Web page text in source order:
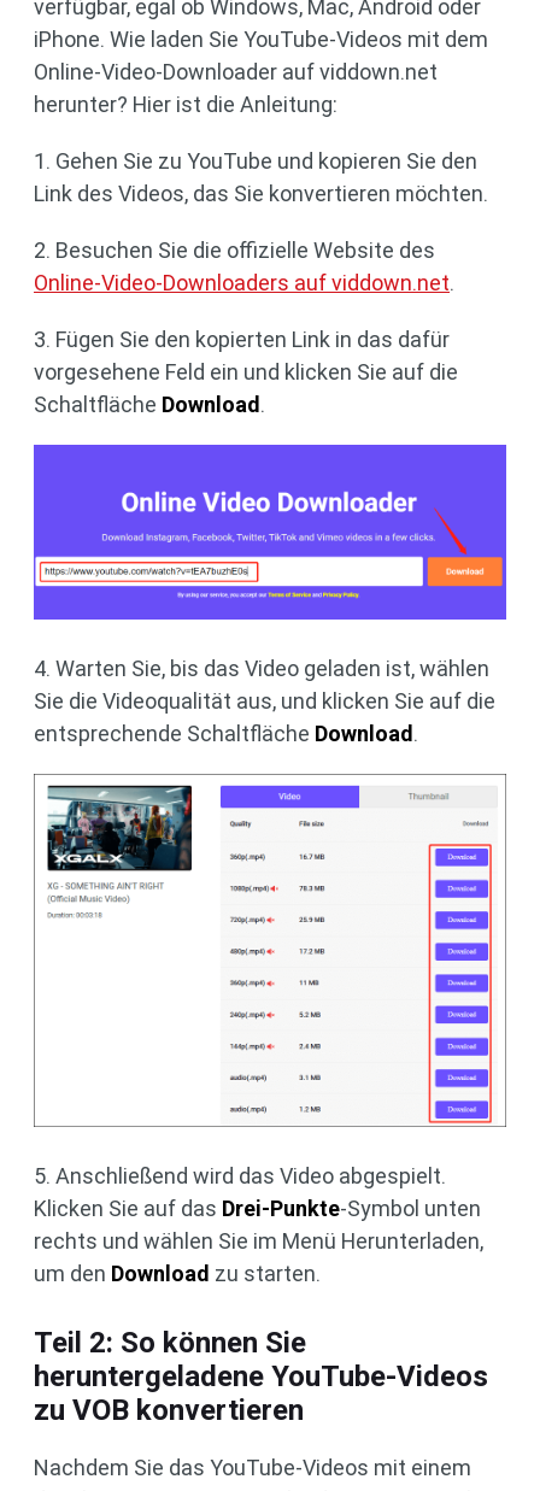
verfügbar, egal ob Windows, Mac, Android oder
iPhone. Wie laden Sie YouTube-Videos mit dem
Online-Video-Downloader auf viddown.net
herunter? Hier ist die Anleitung:
1. Gehen Sie zu YouTube und kopieren Sie den
Link des Videos, das Sie konvertieren möchten.
2. Besuchen Sie die offizielle Website des
Online-Video-Downloaders auf viddown.net.
3. Fügen Sie den kopierten Link in das dafür
vorgesehene Feld ein und klicken Sie auf die
Schaltfläche Download.
4. Warten Sie, bis das Video geladen ist, wählen
Sie die Videoqualität aus, und klicken Sie auf die
entsprechende Schaltfläche Download .
5. Anschließend wird das Video abgespielt.
Klicken Sie auf das Drei-Punkte-Symbol unten
rechts und wählen Sie im Menü Herunterladen,
um den Download zu starten.
Teil 2: So können Sie
heruntergeladene YouTube-Videos
zu VOB konvertieren
Nachdem Sie das YouTube-Videos mit einem